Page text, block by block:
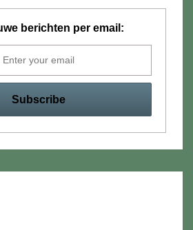
berichten per email: